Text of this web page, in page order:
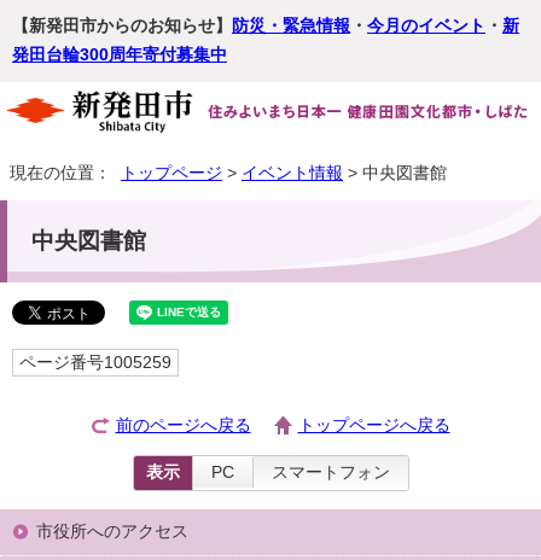
【新発田市からのお知らせ】 防災・緊急情報 ・ 今月のイベント ・ 新
発田台輪300周年寄付募集中
現在の位置： トップページ > イベント情報 > 中央図書館
中央図書館
ページ番号1005259
前のページへ戻る トップページへ戻る
表示 PC スマートフォン
市役所へのアクセス